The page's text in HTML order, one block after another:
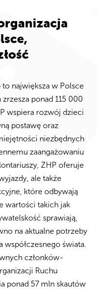
to największa w Polsce
ponad 115 000
wspiera rozwój dzieci
postawę oraz
niezbędnych
zaangażowaniu
ZHP oferuje
ale także
które odbywają
wartości takich jak
sprawiają,
na aktualne potrzeby
współczesnego świata.
członków-
Ruchu
ponad 57 mln skautów